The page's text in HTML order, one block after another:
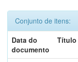
Conjunto de itens:
Data do
documento
Título